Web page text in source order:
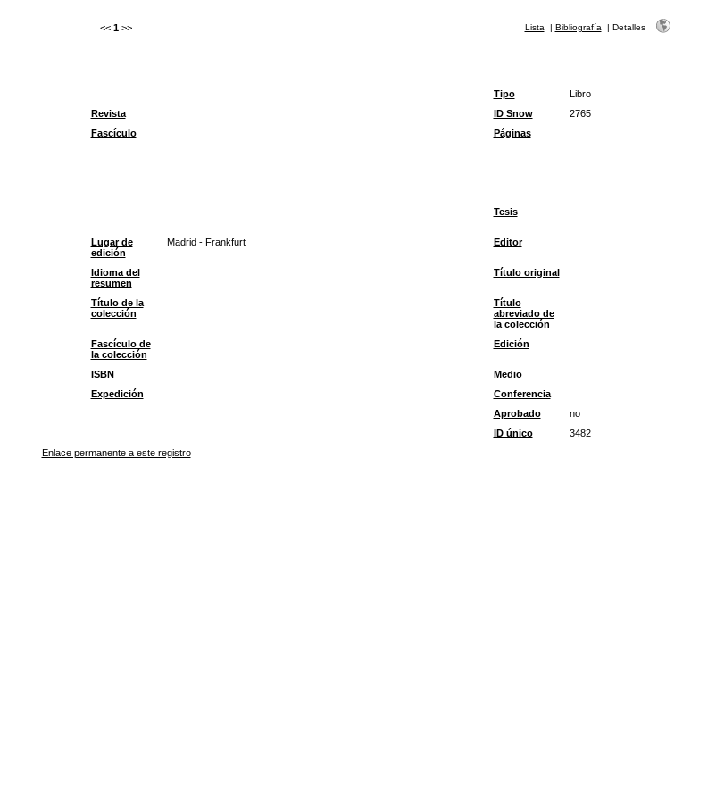
<< 1 >> Lista | Bibliografía | Detalles
Tipo
Libro
Revista ID Snow
2765
Fascículo
Páginas
Tesis
Lugar de
edición
Madrid - Frankfurt Editor
Idioma del
resumen
Título original
Título de la
colección
Título
abreviado de
la colección
Fascículo de
la colección
Edición
ISBN
Medio
Expedición
Conferencia
Aprobado
no
ID único
3482
Enlace permanente a este registro